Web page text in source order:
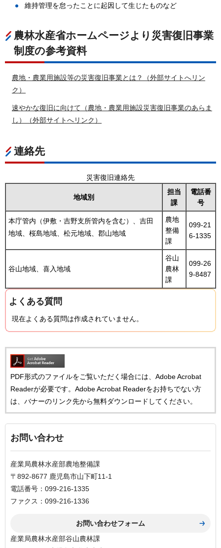
維持管理を怠ったことに起因して生じたものなど
農林水産省ホームページより災害復旧事業
制度の参考資料
農地・農業用施設等の災害復旧事業とは？（外部サイトへリン
ク）
速やかな復旧に向けて（農地・農業用施設災害復旧事業のあらま
し）（外部サイトへリンク）
連絡先
災害復旧連絡先
地域別
担当
課
電話番
号
本庁管内（伊敷・吉野支所管内を含む）、吉田
地域、桜島地域、松元地域、郡山地域
農地
整備
課
099-21
6-1335
谷山地域、喜入地域
谷山
農林
課
099-26
9-8487
よくある質問
現在よくある質問は作成されていません。
PDF形式のファイルをご覧いただく場合には、Adobe Acrobat
Readerが必要です。Adobe Acrobat Readerをお持ちでない方
は、バナーのリンク先から無料ダウンロードしてください。
お問い合わせ
産業局農林水産部農地整備課
〒892-8677 鹿児島市山下町11-1
電話番号：099-216-1335
ファクス：099-216-1336
産業局農林水産部谷山農林課